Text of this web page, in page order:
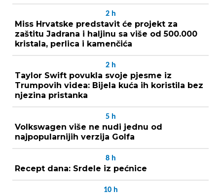
2 h
Miss Hrvatske predstavit će projekt za
zaštitu Jadrana i haljinu sa više od 500.000
kristala, perlica i kamenčića
2 h
Taylor Swift povukla svoje pjesme iz
Trumpovih videa: Bijela kuća ih koristila bez
njezina pristanka
5 h
Volkswagen više ne nudi jednu od
najpopularnijih verzija Golfa
8 h
Recept dana: Srdele iz pećnice
10 h